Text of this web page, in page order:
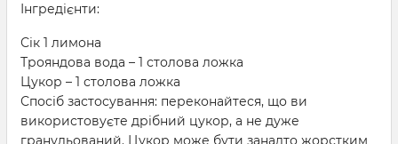
Інгредієнти:
Сік 1 лимона
Трояндова вода – 1 столова ложка
Цукор – 1 столова ложка
Спосіб застосування: переконайтеся, що ви
використовуєте дрібний цукор, а не дуже
гранульований. Цукор може бути занадто жорстким